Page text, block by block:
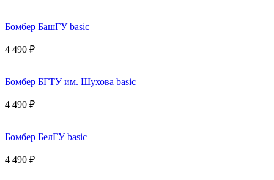
Бомбер БашГУ basic
4 490 ₽
Бомбер БГТУ им. Шухова basic
4 490 ₽
Бомбер БелГУ basic
4 490 ₽